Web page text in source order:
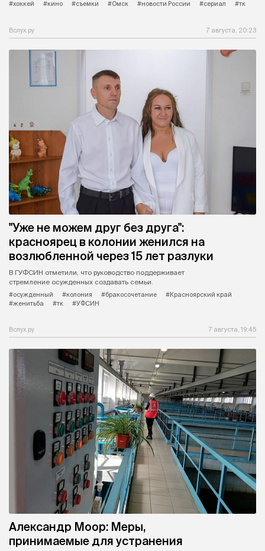
#хоккей
#кино #съемки #Омск #новости России #сериал #тк
Вслух.ру 7 августа, 20:23
"Уже не можем друг без друга":
красноярец в колонии женился на
возлюбленной через 15 лет разлуки
В ГУФСИН отметили, что руководство поддерживает
стремление осужденных создавать семьи.
#осужденный
#колония #бракосочетание
#Красноярский край
#женитьба
#тк #УФСИН
Вслух.ру 7 августа, 19:45
Александр Моор: Меры,
принимаемые для устранения